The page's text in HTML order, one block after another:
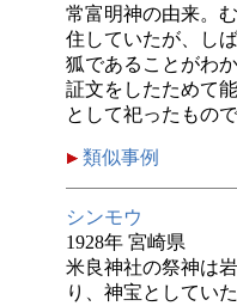
常富明神の由来。
住していたが、し
狐であることがわ
証文をしたためて
として祀ったもので
類似事例
シンモウ
1928年 宮崎県
米良神社の祭神は
り、神宝としてい